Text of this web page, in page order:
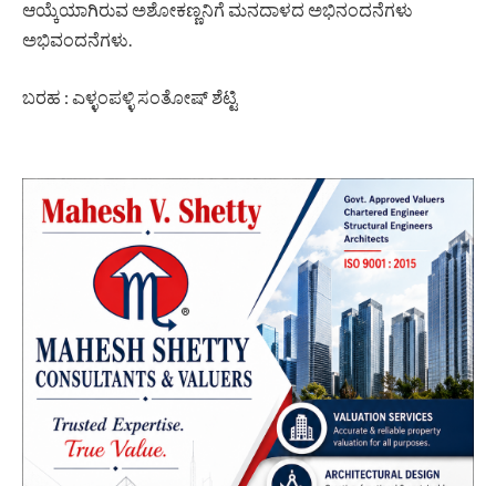
ಆಯ್ಕೆಯಾಗಿರುವ ಅಶೋಕಣ್ಣನಿಗೆ ಮನದಾಳದ ಅಭಿನಂದನೆಗಳು
ಅಭಿವಂದನೆಗಳು.
ಬರಹ : ಎಳ್ಳಂಪಳ್ಳಿ ಸಂತೋಷ್ ಶೆಟ್ಟಿ